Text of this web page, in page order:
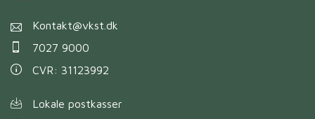
Kontakt@vkst.dk
7027 9000
CVR: 31123992
Lokale postkasser